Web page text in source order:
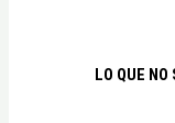
LO QUE